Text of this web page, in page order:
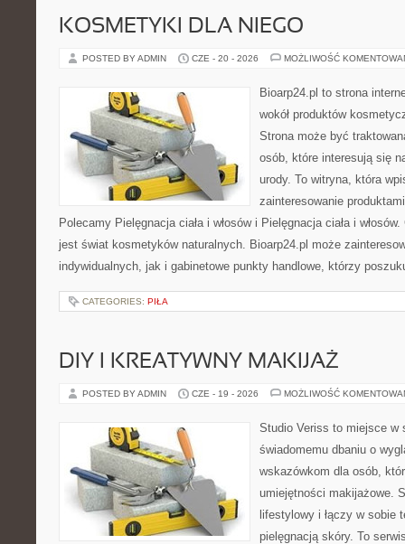
KOSMETYKI DLA NIEGO
POSTED BY ADMIN CZE - 20 - 2026 MOŻLIWOŚĆ
Bioarp24.pl to strona
wokół produktów
Strona może być
osób, które interesują się
urody. To witryna, która
zainteresowanie
Polecamy Pielęgnacja ciała i włosów i Pielęgnacja ciała i
jest świat kosmetyków naturalnych. Bioarp24.pl może
indywidualnych, jak i gabinetowe punkty handlowe, którzy
CATEGORIES: PIŁA
DIY I KREATYWNY MAKIJAŻ
POSTED BY ADMIN CZE - 19 - 2026 MOŻLIWOŚĆ
Studio Veriss to miejsce w
świadomemu dbaniu o
wskazówkom dla osób,
umiejętności makijażowe.
lifestylowy i łączy w sobie
pielęgnacją skóry. To